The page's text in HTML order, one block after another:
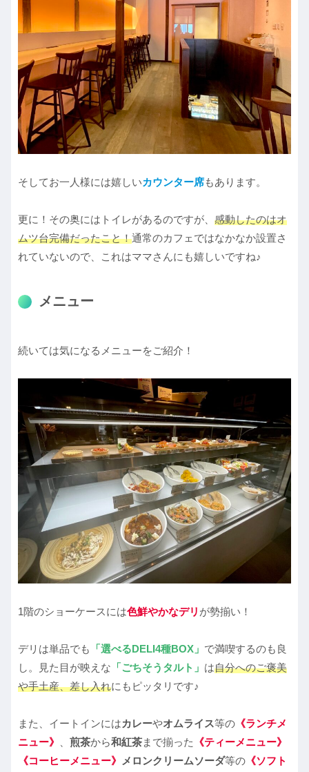
そしてお一人様には嬉しいカウンター席もあります。
更に！その奥にはトイレがあるのですが、 感動したのはオ
ムツ台完備だったこと！通常のカフェではなかなか設置さ
れていないので、これはママさんにも嬉しいですね♪
メニュー
続いては気になるメニューをご紹介！
1階のショーケースには色鮮やかなデリ が勢揃い！
デリは単品でも 「選べるDELI4種BOX」 で満喫するのも良
し。見た目が映えな 「ごちそうタルト」 は自分へのご褒美
や手土産、差し入れにもピッタリです♪
また、イートインにはカレーやオムライス等の 《ランチメ
ニュー》
煎茶から和紅茶まで揃った 《ティーメニュー》
《コーヒーメニュー》 メロンクリームソーダ等の 《ソフト